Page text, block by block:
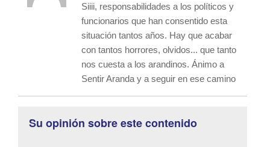
Siiii, responsabilidades a los políticos y
funcionarios que han consentido esta
situación tantos años. Hay que acabar
con tantos horrores, olvidos... que tanto
nos cuesta a los arandinos. Ánimo a
Sentir Aranda y a seguir en ese camino
Su opinión sobre este contenido